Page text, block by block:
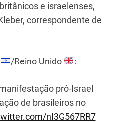
e israelenses,
correspondente de
/Reino Unido :
pró-Israel
de brasileiros no
nI3G567RR7